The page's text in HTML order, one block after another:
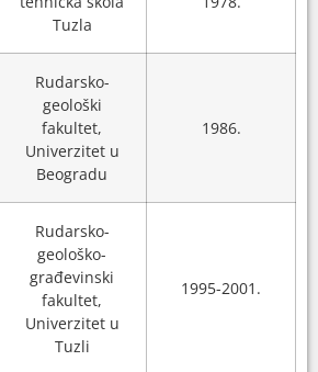
je objavljeno da je Kukić
na mjesto predsjednika PDA.
2024. godine.
Tuzla
Rudarsko-
geološki
fakultet,
Univerzitet u
Beogradu
1986.
Rudarsko-
geološko-
građevinski
fakultet,
Univerzitet u
Tuzli
1995-2001.